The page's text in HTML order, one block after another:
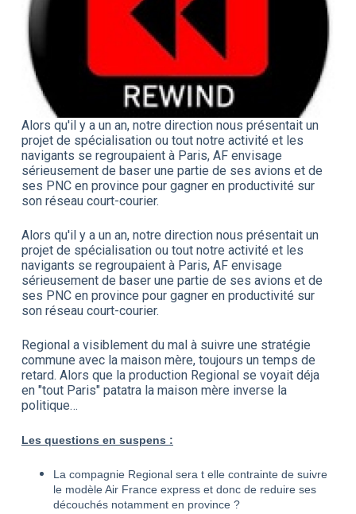
Alors qu'il y a un an, notre direction nous présentait un
projet de spécialisation ou tout notre activité et les
navigants se regroupaient à Paris, AF envisage
sérieusement de baser une partie de ses avions et de
ses PNC en province pour gagner en productivité sur
son réseau court-courier.
Alors qu'il y a un an, notre direction nous présentait un
projet de spécialisation ou tout notre activité et les
navigants se regroupaient à Paris, AF envisage
sérieusement de baser une partie de ses avions et de
ses PNC en province pour gagner en productivité sur
son réseau court-courier.
Regional a visiblement du mal à suivre une stratégie
commune avec la maison mère, toujours un temps de
retard. Alors que la production Regional se voyait déja
en "tout Paris" patatra la maison mère inverse la
politique…
Les questions en suspens :
La compagnie Regional sera t elle contrainte de suivre
le modèle Air France express et donc de reduire ses
découchés notamment en province ?